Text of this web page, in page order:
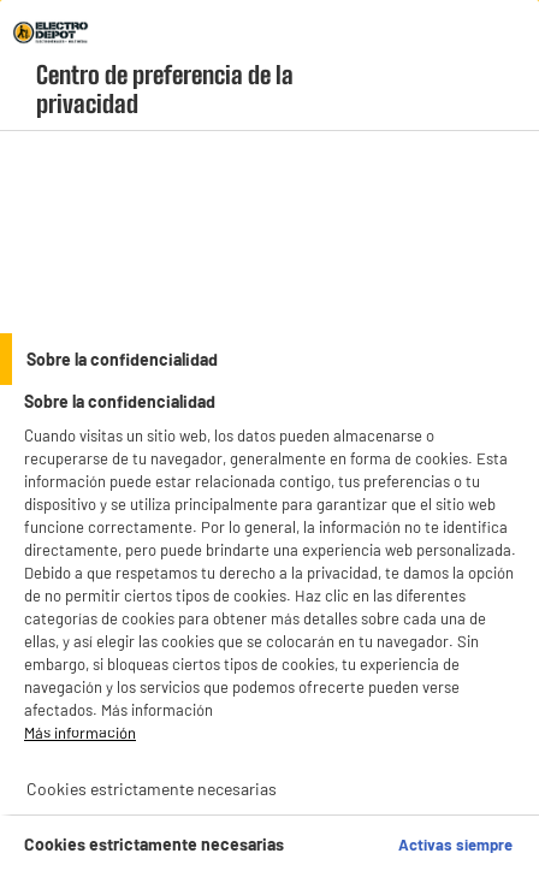
Menú
geolocation-header-icon-text
account
Resistencia al Agua IPX5 con Luces y Conexión TWS,
TUB 60W V2
Centro de preferencia de la
privacidad
Sobre la confidencialidad
Sobre la confidencialidad
Cuando visitas un sitio web, los datos pueden almacenarse o
recuperarse de tu navegador, generalmente en forma de cookies. Esta
información puede estar relacionada contigo, tus preferencias o tu
dispositivo y se utiliza principalmente para garantizar que el sitio web
funcione correctamente. Por lo general, la información no te identifica
directamente, pero puede brindarte una experiencia web personalizada.
Debido a que respetamos tu derecho a la privacidad, te damos la opción
de no permitir ciertos tipos de cookies. Haz clic en las diferentes
categorías de cookies para obtener más detalles sobre cada una de
ellas, y así elegir las cookies que se colocarán en tu navegador. Sin
embargo, si bloqueas ciertos tipos de cookies, tu experiencia de
navegación y los servicios que podemos ofrecerte pueden verse
afectados. Más información
Más información
Cookies estrictamente necesarias
Cookies estrictamente necesarias
Activas siempre